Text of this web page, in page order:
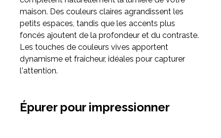
maison. Des couleurs claires agrandissent les
petits espaces, tandis que les accents plus
foncés ajoutent de la profondeur et du contraste.
Les touches de couleurs vives apportent
dynamisme et fraîcheur, idéales pour capturer
l'attention.
Épurer pour impressionner